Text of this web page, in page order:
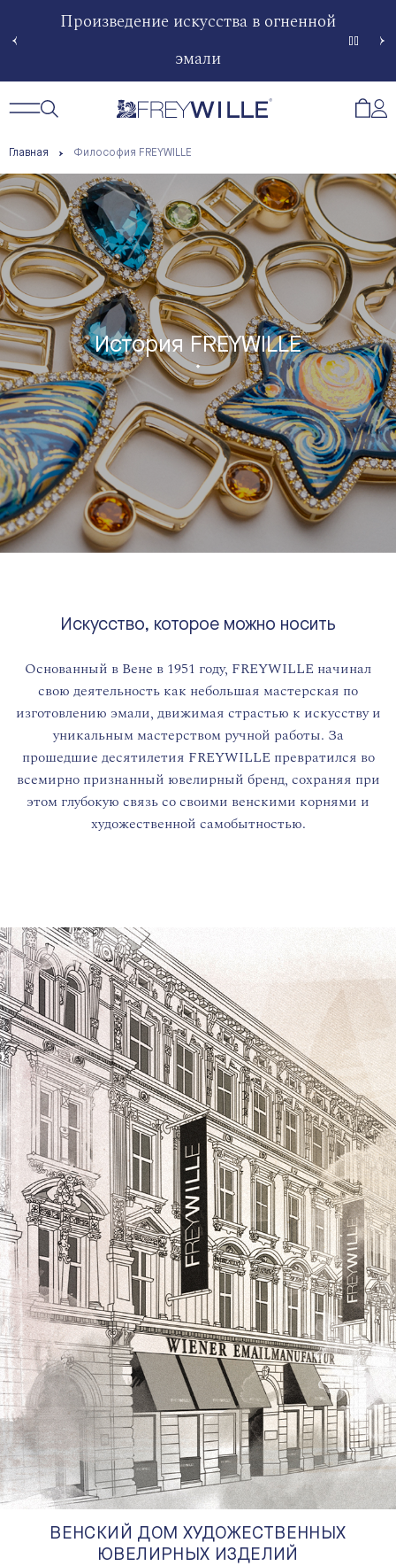
Произведение искусства в огненной
эмали
Открыть / Закрыть навигацию
Открытый поиск
Главная Философия FREYWILLE
История FREYWILLE
Искусство, которое можно носить
Основанный в Вене в 1951 году, FREYWILLE начинал
свою деятельность как небольшая мастерская по
изготовлению эмали, движимая страстью к искусству и
уникальным мастерством ручной работы. За
прошедшие десятилетия FREYWILLE превратился во
всемирно признанный ювелирный бренд, сохраняя при
этом глубокую связь со своими венскими корнями и
художественной самобытностью.
ВЕНСКИЙ ДОМ ХУДОЖЕСТВЕННЫХ
ЮВЕЛИРНЫХ ИЗДЕЛИЙ